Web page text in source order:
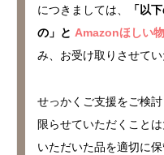
につきましては、
「以
の」と Amazonほしい
み、お受け取りさせてい
せっかくご支援をご検
限らせていただくこと
いただいた品を適切に